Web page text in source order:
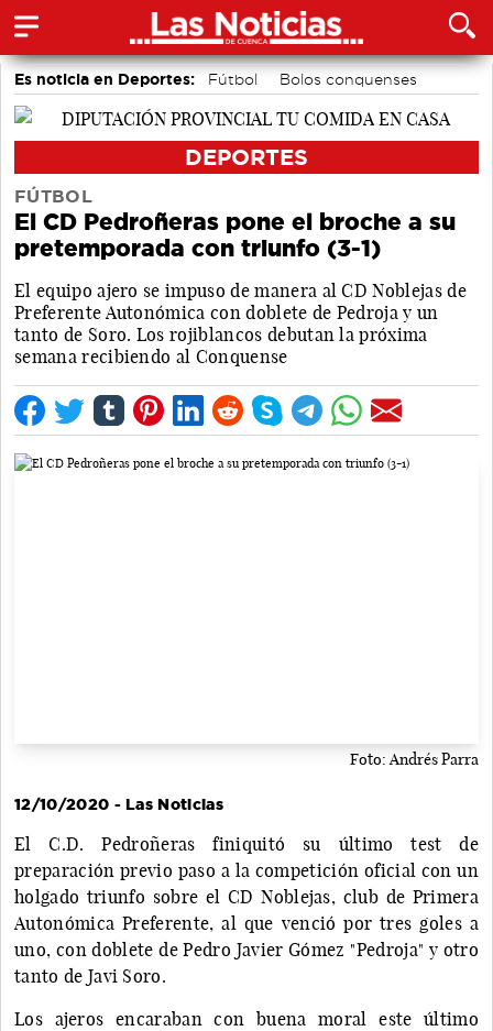
Es noticia en Deportes: Fútbol
Bolos conquenses
Bádminton
Motor
DEPORTES
FÚTBOL
El CD Pedroñeras pone el broche a su
pretemporada con triunfo (3-1)
El equipo ajero se impuso de manera al CD Noblejas de
Preferente Autonómica con doblete de Pedroja y un
tanto de Soro. Los rojiblancos debutan la próxima
semana recibiendo al Conquense
Foto: Andrés Parra
12/10/2020 - Las Noticias
El C.D. Pedroñeras finiquitó su último test de
preparación previo paso a la competición oficial con un
holgado triunfo sobre el CD Noblejas, club de Primera
Autonómica Preferente, al que venció por tres goles a
uno, con doblete de Pedro Javier Gómez "Pedroja" y otro
tanto de Javi Soro.
Los ajeros encaraban con buena moral este último